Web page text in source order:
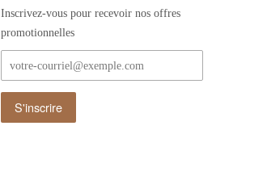
Inscrivez-vous pour recevoir nos offres
promotionnelles